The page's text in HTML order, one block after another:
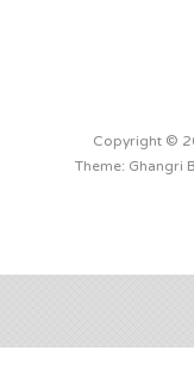
Copyright ©
Theme: Ghangri